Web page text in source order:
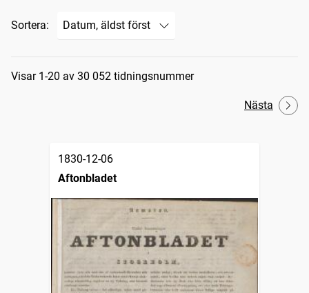
Sortera:
Sökresultat
Visar 1-20 av 30 052 tidningsnummer
Nästa
1830-12-06
Aftonbladet